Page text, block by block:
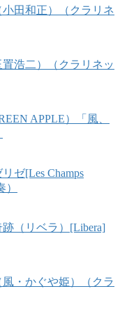
小田和正）（クラリネ
浩二）（クラリネッ
APPLE）「風、
ゼ[Les Champs
（リベラ）[Libera]
・かぐや姫）（クラ